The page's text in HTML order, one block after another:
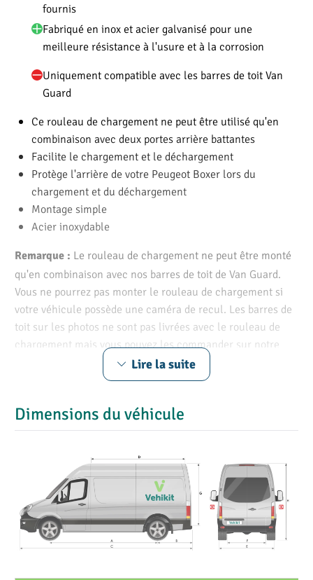
fournis
Fabriqué en inox et acier galvanisé pour une
meilleure résistance à l'usure et à la corrosion
Uniquement compatible avec les barres de toit Van
Guard
Ce rouleau de chargement ne peut être utilisé qu'en
combinaison avec deux portes arrière battantes
Facilite le chargement et le déchargement
Protège l'arrière de votre Peugeot Boxer lors du
chargement et du déchargement
Montage simple
Acier inoxydable
Remarque : Le rouleau de chargement ne peut être monté
qu'en combinaison avec nos barres de toit de Van Guard.
Vous ne pourrez pas monter le rouleau de chargement si
votre véhicule possède une caméra de recul. Les barres de
toit sur les photos ne sont pas livrées avec le rouleau de
chargement mais vous pouvez les commander sur notre
déchargement d'objets volumineux, comme une échelle,
sur le toit de votre Peugeot Boxer. De plus, le rouleau de
il protège l'arrière de votre véhicule utilitaire contre les
rayures et les bosses.
Notre rouleau de chargement est conçu
avec un matériau de haute qualité pour
une meilleure durabilité
Le cadre du rouleau de chargement est en acier inoxydable.
Lire la suite
Dimensions du véhicule